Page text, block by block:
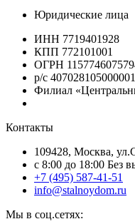
Юридические лица
ИНН 7719401928
КПП 772101001
ОГРН
р/с
Филиал
Контакты
109428, Москва,
c 8:00 до 18:00 Без
+7 (495) 587-41-51
info@stalnoydom.ru
Мы в соц.сетях: